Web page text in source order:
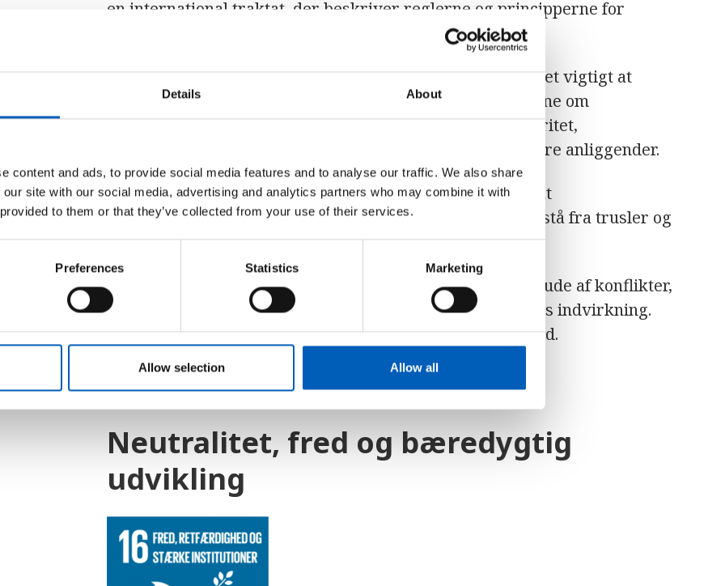
Details About
content and ads, to provide social media features and to analyse our traffic. We also share
site with our social media, advertising and analytics partners who may combine it with
to them or that they’ve collected from your use of their services.
Preferences Statistics Marketing
Allow selection Allow all
en international traktat, der beskriver reglerne og principperne for
I møde med politisk spænding og eskalerende kriser er det vigtigt at
opretholde principperne i FN-pagten. Dette er principperne om
suverænitetog staters suveæren lighed, territoriel integritet,
selvbestemmelse og ikke-interventions i enhver stats indre anliggender.
Iartikel 2 i FN-pagtenforpligter medlemslandene sig til at
afgøre internationale konflikter på fredelig vis og til at afstå fra trusler og
brug afmagt.
Neutralitet er vigtigt, fordi det tillader stater at holde sig ude af konflikter,
begrænser området for krigsførelse og reducerer krigens indvirkning.
Dette bidrager til at styrke international fred og sikkerhed.
Neutralitet, fred og bæredygtig
udvikling